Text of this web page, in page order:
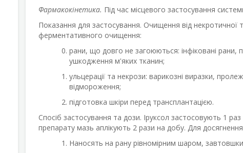
Фармакокінетика. Під час місцевого застосування
Показання для застосування. Очищення від некротичної
ферментативного очищення:
рани, що довго не загоюються: інфіковані рани,
ушкодження м'яких тканин;
ульцерації та некрози: варикозні виразки,
відмороження;
підготовка шкіри перед трансплантацією.
Спосіб застосування та дози. Iруксол застосовують 1
препарату мазь аплікують 2 рази на добу. Для
Наносять на рану рівномірним шаром,